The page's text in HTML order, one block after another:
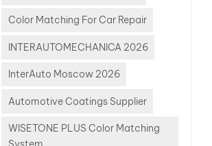
Color Matching For Car Repair
INTERAUTOMECHANICA 2026
InterAuto Moscow 2026
Automotive Coatings Supplier
WISETONE PLUS Color Matching